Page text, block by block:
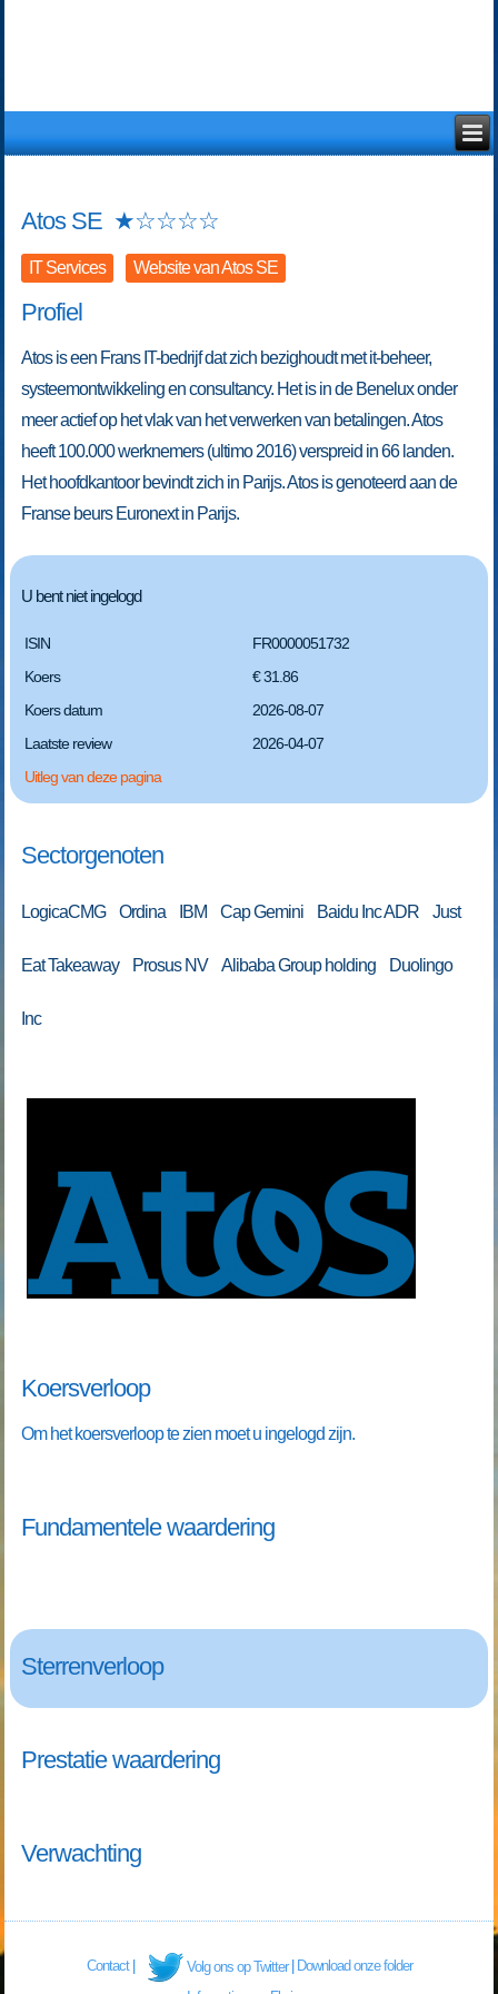
Atos SE ★☆☆☆☆
IT Services Website van Atos SE
Profiel
Atos is een Frans IT-bedrijf dat zich bezighoudt met it-beheer,
systeemontwikkeling en consultancy. Het is in de Benelux onder
meer actief op het vlak van het verwerken van betalingen. Atos
heeft 100.000 werknemers (ultimo 2016) verspreid in 66 landen.
Het hoofdkantoor bevindt zich in Parijs. Atos is genoteerd aan de
Franse beurs Euronext in Parijs.
U bent niet ingelogd
ISIN
FR0000051732
Koers
€ 31.86
Koers datum
2026-08-07
Laatste review
2026-04-07
Uitleg van deze pagina
Sectorgenoten
LogicaCMG Ordina IBM Cap Gemini Baidu Inc ADR Just
Eat Takeaway Prosus NV Alibaba Group holding Duolingo
Inc
Koersverloop
Om het koersverloop te zien moet u ingelogd zijn.
Fundamentele waardering
Sterrenverloop
Prestatie waardering
Verwachting
Contact| Volg ons op Twitter| Download onze folder